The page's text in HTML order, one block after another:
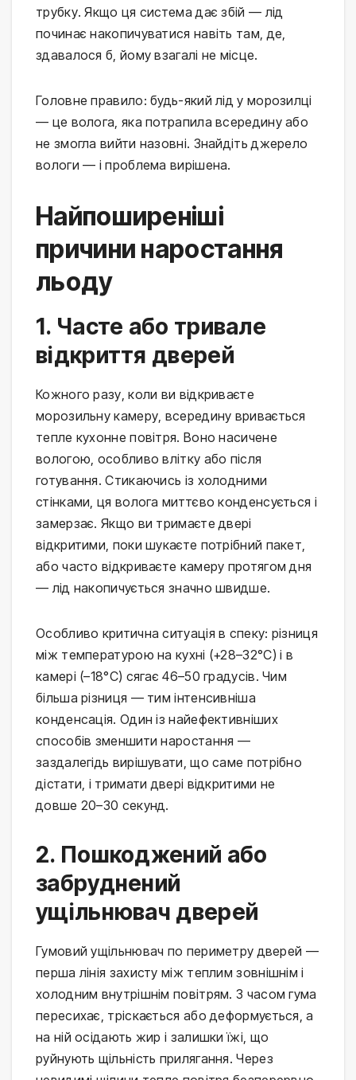
трубку. Якщо ця система дає збій — лід
починає накопичуватися навіть там, де,
здавалося б, йому взагалі не місце.
Головне правило: будь-який лід у морозилці
— це волога, яка потрапила всередину або
не змогла вийти назовні. Знайдіть джерело
вологи — і проблема вирішена.
Найпоширеніші
причини наростання
льоду
1. Часте або тривале
відкриття дверей
Кожного разу, коли ви відкриваєте
морозильну камеру, всередину вривається
тепле кухонне повітря. Воно насичене
вологою, особливо влітку або після
готування. Стикаючись із холодними
стінками, ця волога миттєво конденсується і
замерзає. Якщо ви тримаєте двері
відкритими, поки шукаєте потрібний пакет,
або часто відкриваєте камеру протягом дня
— лід накопичується значно швидше.
Особливо критична ситуація в спеку: різниця
між температурою на кухні (+28–32°C) і в
камері (–18°C) сягає 46–50 градусів. Чим
більша різниця — тим інтенсивніша
конденсація. Один із найефективніших
способів зменшити наростання —
заздалегідь вирішувати, що саме потрібно
дістати, і тримати двері відкритими не
довше 20–30 секунд.
2. Пошкоджений або
забруднений
ущільнювач дверей
Гумовий ущільнювач по периметру дверей —
перша лінія захисту між теплим зовнішнім і
холодним внутрішнім повітрям. З часом гума
пересихає, тріскається або деформується, а
на ній осідають жир і залишки їжі, що
руйнують щільність прилягання. Через